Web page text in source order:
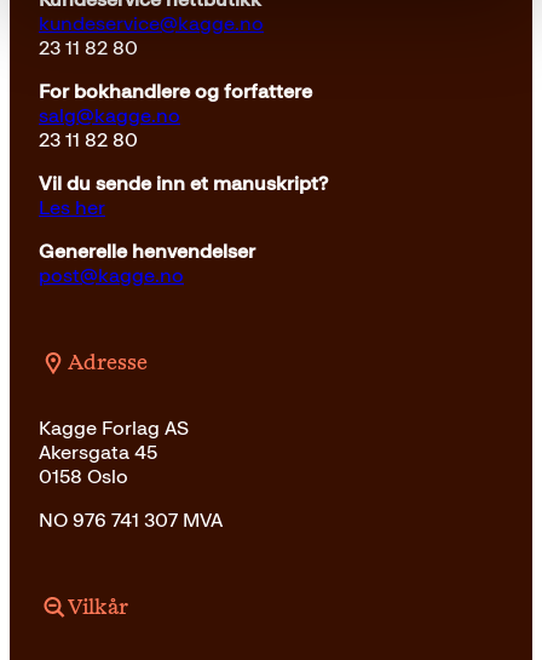
kundeservice@kagge.no
23 11 82 80
For bokhandlere og forfattere
salg@kagge.no
23 11 82 80
Vil du sende inn et manuskript?
Les her
Generelle henvendelser
post@kagge.no
Adresse
Kagge Forlag AS
Akersgata 45
0158 Oslo
NO 976 741 307 MVA
Vilkår